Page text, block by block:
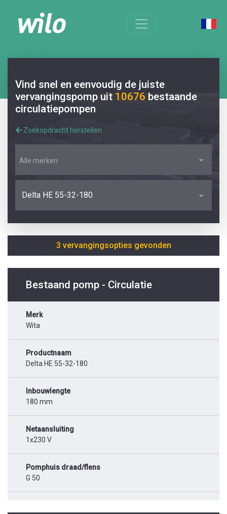
Vind snel en eenvoudig de juiste
vervangingspomp uit 10676 bestaande
circulatiepompen
Zoekopdracht herstellen
Alle merken
Delta HE 55-32-180
3 vervangingsopties gevonden
Bestaand pomp - Circulatie
Merk
Wita
Productnaam
Delta HE 55-32-180
Inbouwlengte
180 mm
Netaansluiting
1x230 V
Pomphuis draad/flens
G 50